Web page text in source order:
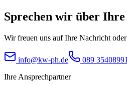
Sprechen wir über Ihre
Wir freuen uns auf Ihre Nachricht
info@kw-ph.de
089 35408991
Ihre Ansprechpartner